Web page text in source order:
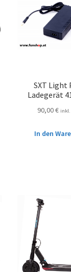
SXT Light
Ladegerät
90,00€
In den